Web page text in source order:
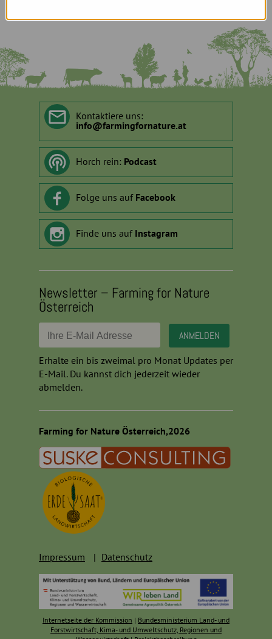
Kontaktiere uns:
info@farmingfornature.at
Horch rein: Podcast
Folge uns auf Facebook
Finde uns auf Instagram
Newsletter – Farming for Nature
Österreich
Erhalte ein bis zweimal pro Monat Updates per
E-Mail. Du kannst dich jederzeit wieder
abmelden.
Farming for Nature Österreich,2026
Impressum Datenschutz
Internetseite der Kommission | Bundesministerium Land- und
Forstwirtschaft, Kima- und Umweltschutz, Regionen und